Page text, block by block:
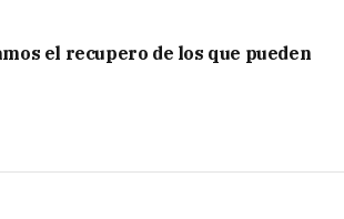
el recupero de los que pueden